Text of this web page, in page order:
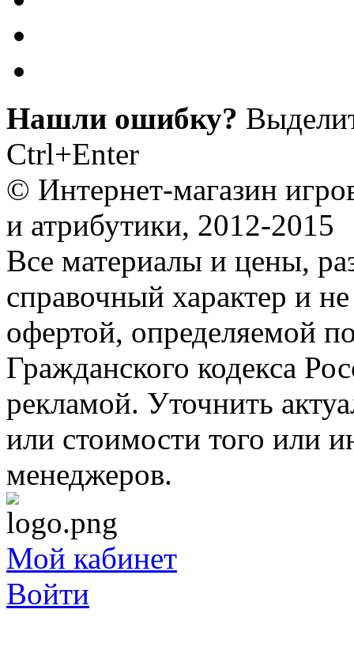
Нашли ошибку?
Ctrl+Enter
© Интернет-магазин
и атрибутики, 2012-2015
Все материалы и цены,
справочный характер и
офертой, определяемой
Гражданского кодекса
рекламой. Уточнить
или стоимости того или
менеджеров.
Мой кабинет
Войти